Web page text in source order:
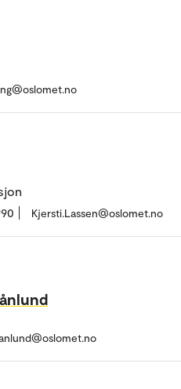
Kjersti.Lassen@oslomet.no